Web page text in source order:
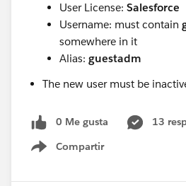
User License: Salesforce
Username: must contain
somewhere in it
Alias: guestadm
The new user must be
0 Me gusta
13
Compartir
Show menu